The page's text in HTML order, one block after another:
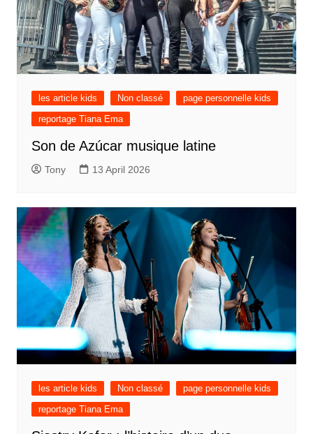
les article kids Non classé
page personnelle kids
reportage Tiana Ema
Son de Azúcar musique latine
Tony 13 April 2026
les article kids Non classé
page personnelle kids
reportage Tiana Ema